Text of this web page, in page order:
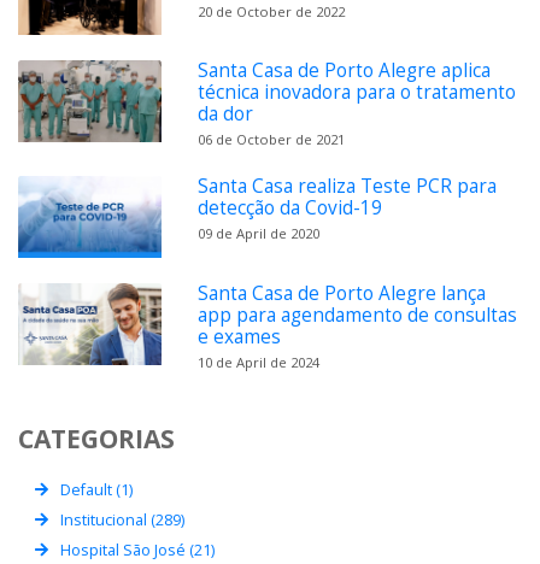
20 de October de 2022
Santa Casa de Porto Alegre aplica
técnica inovadora para o tratamento
da dor
06 de October de 2021
Santa Casa realiza Teste PCR para
detecção da Covid-19
09 de April de 2020
Santa Casa de Porto Alegre lança
app para agendamento de consultas
e exames
10 de April de 2024
CATEGORIAS
Default (1)
Institucional (289)
Hospital São José (21)